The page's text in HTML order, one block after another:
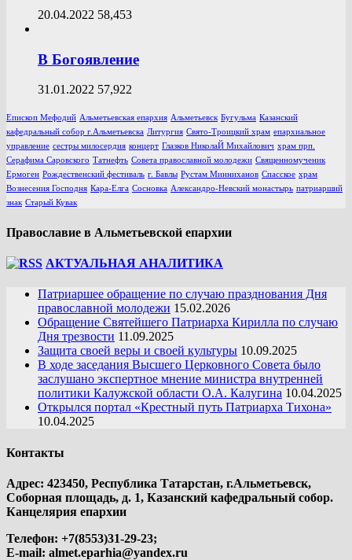
20.04.2022 58,453
В Богоявление
31.01.2022 57,922
Епископ Мефодий Альметьевская епархия Альметьевск Бугульма Казанский
кафедральный собор г.Альметьевска Литургия Свято-Троицкий храм епархиальное
управление сестры милосердия концерт Глазков НиколаЙ Михайлович храм прп.
Серафима Саровского Татнефть Совета православной молодежи Священномученик
Ермоген Рождественский фестиваль г. Бавлы Рустам Минниханов Спасское храм
Вознесения Господня Кара-Елга Сосновка Александро-Невский монастырь патриарший
знак Старый Кувак
Православие в Альметьевской епархии
АКТУАЛЬНАЯ АНАЛИТИКА
Патриаршее обращение по случаю празднования Дня
православной молодежи 15.02.2026
Обращение Святейшего Патриарха Кирилла по случаю
Дня трезвости 11.09.2025
Защита своей веры и своей культуры 10.09.2025
В ходе заседания Высшего Церковного Совета было
заслушано экспертное мнение министра внутренней
политики Калужской области О.А. Калугина 10.04.2025
Открылся портал «Крестный путь Патриарха Тихона»
10.04.2025
Контакты
Адрес: 423450, Республика Татарстан, г.Альметьевск,
Соборная площадь, д. 1, Казанский кафедральный собор.
Канцелярия епархии
Телефон: +7(8553)31-29-23;
E-mail: almet.eparhia@yandex.ru